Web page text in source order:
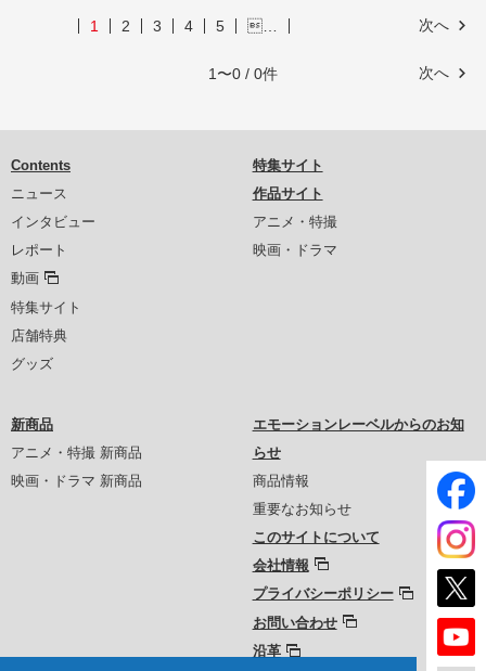
次へ
1 2 3 4 5 …
次へ
1〜0 / 0件
Contents
ニュース
インタビュー
レポート
動画
特集サイト
店舗特典
グッズ
特集サイト
作品サイト
アニメ・特撮
映画・ドラマ
新商品
アニメ・特撮 新商品
映画・ドラマ 新商品
エモーションレーベルからのお知
らせ
商品情報
重要なお知らせ
このサイトについて
会社情報
プライバシーポリシー
お問い合わせ
沿革